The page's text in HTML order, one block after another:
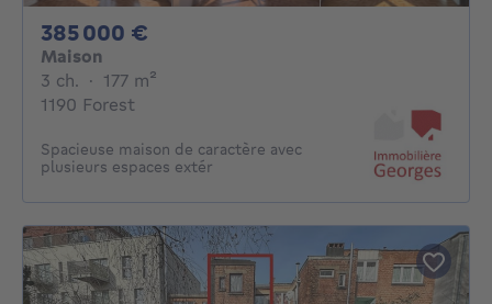
385 000 €
Maison
3 ch. 3 chambres
· 177 m²
1190 Forest
Spacieuse maison de caractère avec
plusieurs espaces extér